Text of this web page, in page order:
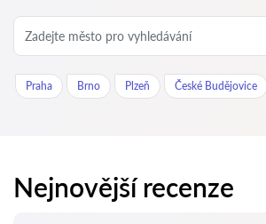
Praha Brno Plzeň České Budějovice
Nejnovější recenze